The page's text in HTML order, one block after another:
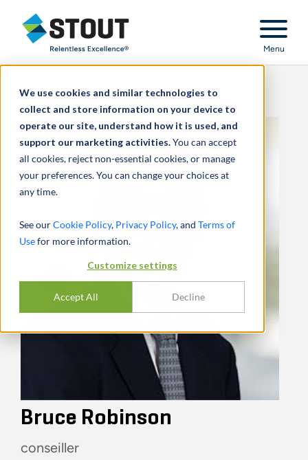
We use cookies and similar technologies to
collect and store information on your device to
operate our site, understand how it is used, and
support our marketing activities.You can accept
all cookies, reject non-essential cookies, or manage
your preferences. You can change your choices at
any time.
See ourCookie Policy, Privacy Policy, and Terms of
Usefor more information.
Customize settings
Accept All Decline
Stout Relentless Excellence
Menu
Bruce Robinson
conseiller